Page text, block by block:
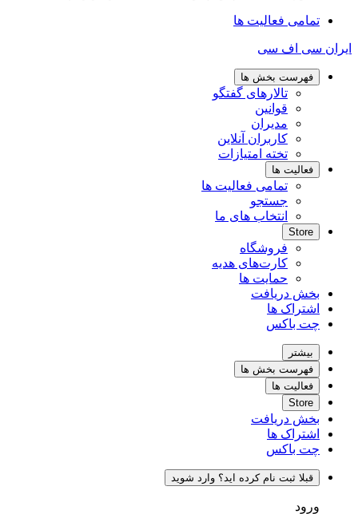
تمامی فعالیت ها
ایران سی اف سی
فهرست بخش ها
تالارهای گفتگو
قوانین
مدیران
کاربران آنلاین
تخته امتیازات
فعالیت ها
تمامی فعالیت ها
جستجو
انتخاب های ما
Store
فروشگاه
کارت‌های هدیه
حمایت ها
بخش دریافت
اشتراک ها
چت باکس
بیشتر
فهرست بخش ها
فعالیت ها
Store
بخش دریافت
اشتراک ها
چت باکس
قبلا ثبت نام کرده اید؟ وارد شوید
ورود